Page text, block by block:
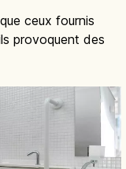
ceux fournis
provoquent des